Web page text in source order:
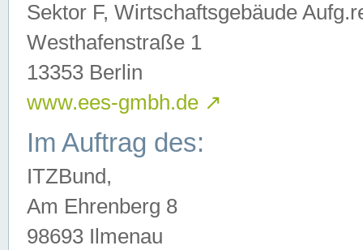
Sektor F, Wirtschaftsgebäude
Westhafenstraße 1
13353 Berlin
www.ees-gmbh.de ↗
Im Auftrag des:
ITZBund,
Am Ehrenberg 8
98693 Ilmenau